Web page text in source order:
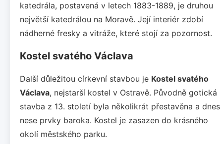
katedrála, postavená v letech 1883-1889, je druhou
největší katedrálou na Moravě. Její interiér zdobí
nádherné fresky a vitráže, které stojí za pozornost.
Kostel svatého Václava
Další důležitou církevní stavbou je Kostel svatého
Václava, nejstarší kostel v Ostravě. Původně gotická
stavba z 13. století byla několikrát přestavěna a dnes
nese prvky baroka. Kostel je zasazen do krásného
okolí městského parku.